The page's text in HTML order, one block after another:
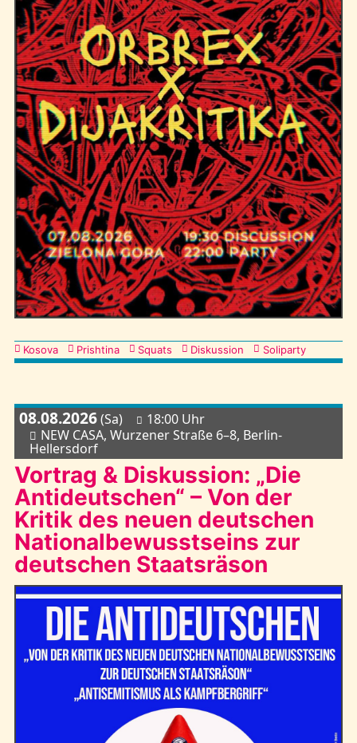
Kategorien
Kosova Prishtina Squats Diskussion Soliparty
08.08.2026(Sa)
18:00 Uhr
NEW CASA, Wurzener Straße 6–8, Berlin-
Hellersdorf
Vortrag & Diskussion: „Die
Antideutschen“ – Von der
Kritik des neuen deutschen
Nationalbewusstseins zur
deutschen Staatsräson